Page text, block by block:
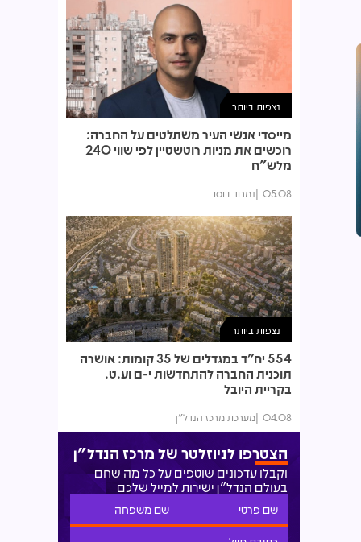
נצפות ביותר
מייסדי אנשי העיר משתלטים על החברה:
רוכשים את מניות רוטשטיין לפי שווי 240
מלש"ח
05.08 נמרוד בוסו
נצפות ביותר
554 יח"ד במגדלים של 35 קומות: אושרה
תוכנית החברה להתחדשות י-ם וע.ט.
בקריית היובל
04.08 מערכת מרכז הנדל"ן
הצטרפו לניוזלטר של מרכז הנדל"ן
וקבלו עדכונים שוטפים על כל מה שחם
בעולם הנדל"ן ישירות למייל שלכם